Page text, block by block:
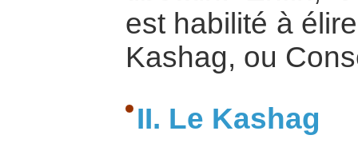
est habilité à
Kashag, ou
II. Le Kashag